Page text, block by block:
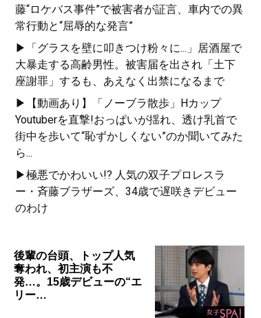
藤“ロケバス事件”で被害者が証言、車内での異
常行動と“屈辱的な発言”
▶「グラスを壁に叩きつけ粉々に...」居酒屋で
大暴走する高齢男性。被害届を出され「土下
座謝罪」するも、あえなく出禁になるまで
▶【動画あり】「ノーブラ散歩」Hカップ
Youtuberを直撃!おっぱいが揺れ、透け乳首で
街中を歩いて“恥ずかしくない”のか聞いてみた
ら...
▶極悪でかわいい!? 人気の双子プロレスラ
ー・斉藤ブラザーズ、34歳で遅咲きデビュー
のわけ
後輩の台頭、トップ人気
奪われ、初主演も不
発…。15歳デビューの“エ
リー…